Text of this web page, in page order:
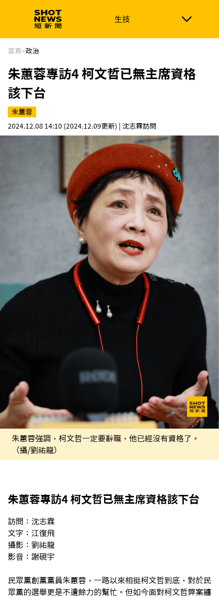
生技
生技 政治
新南向 體育
首頁>政治
朱蕙蓉專訪4 柯文哲已無主席資格
該下台
朱蕙蓉
2024.12.08 14:10 (2024.12.09更新) | 沈志霖訪問
朱蕙蓉強調，柯文哲一定要辭職，他已經沒有資格了。
（攝/劉祐龍）
朱蕙蓉專訪4 柯文哲已無主席資格該下台
訪問：沈志霖
文字：江復飛
攝影：劉祐龍
影音：謝硯宇
民眾黨創黨黨員朱蕙蓉，一路以來相挺柯文哲到底，對於民
眾黨的選舉更是不遺餘力的幫忙。但如今面對柯文哲弊案纏